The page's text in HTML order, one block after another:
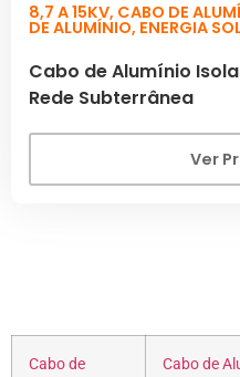
8,7 A 15KV, CABO DE
DE ALUMÍNIO, ENERGIA
Cabo de Alumínio
Rede Subterrânea
Ver
Cabo de
Cabo de